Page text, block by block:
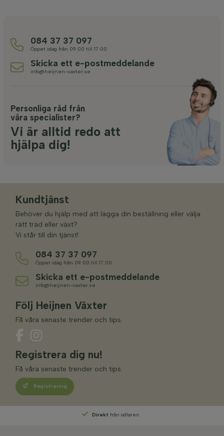
084 37 37 097
Öppet idag från 09:00 till 17:00
Skicka ett e-postmeddelande
info@heijnen-vaxter.se
Personliga råd från
våra specialister?
Vi är alltid redo att
hjälpa dig!
Kundtjänst
Behöver du hjälp med att lägga din beställning eller välja
rätt träd eller växt?
Vi står till din tjänst!
084 37 37 097
Öppet idag från 09:00 till 17:00
Skicka ett e-postmeddelande
info@heijnen-vaxter.se
Följ Heijnen Växter
Få våra senaste trender och tips.
Registrera dig nu!
Få våra senaste trender och tips.
Registrering
Direkt från odlaren